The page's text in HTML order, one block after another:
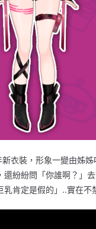
衣裝，形象一變由姊
紛紛問「你誰啊？」
肯定是假的」..實在不